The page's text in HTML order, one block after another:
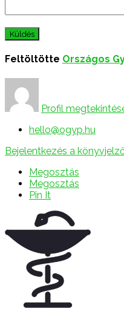
Feltöltötte Országos
Profil
hello@ogyp.hu
Bejelentkezés a
Megosztás
Megosztás
Pin It